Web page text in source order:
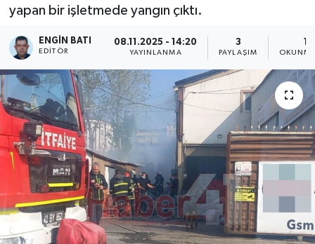
yapan bir işletmede yangın çıktı.
ENGIN BATI
EDITÖR
08.11.2025 - 14:20
YAYINLANMA
3
PAYLAŞIM